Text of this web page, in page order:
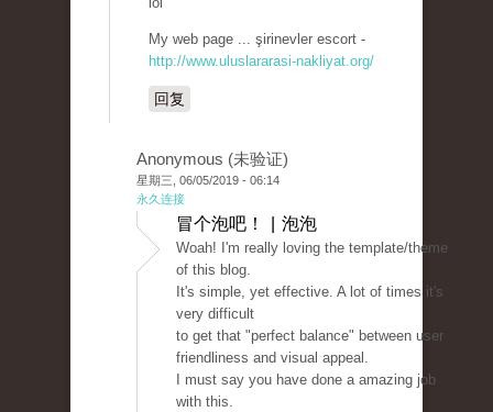
My web page ... şirinevler escort -
http://www.uluslararasi-nakliyat.org/
回复
Anonymous (未验证)
星期三, 06/05/2019 - 06:14
永久连接
冒个泡吧！ | 泡泡
Woah! I'm really loving the template/theme
of this blog.
It's simple, yet effective. A lot of times it's
very difficult
to get that "perfect balance" between user
friendliness and visual appeal.
I must say you have done a amazing job
with this.